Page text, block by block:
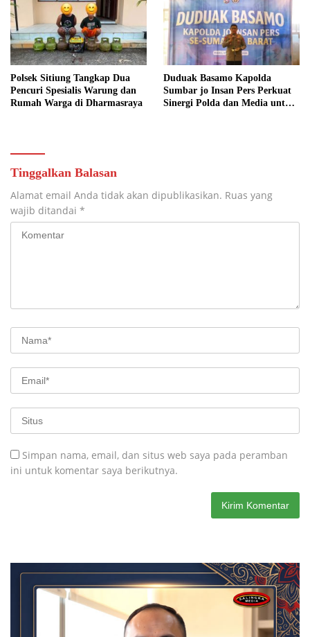
Polsek Sitiung Tangkap Dua
Pencuri Spesialis Warung dan
Rumah Warga di Dharmasraya
Duduak Basamo Kapolda
Sumbar jo Insan Pers Perkuat
Sinergi Polda dan Media untuk
Tinggalkan Balasan
Alamat email Anda tidak akan dipublikasikan. Ruas yang
wajib ditandai *
Simpan nama, email, dan situs web saya pada peramban
ini untuk komentar saya berikutnya.